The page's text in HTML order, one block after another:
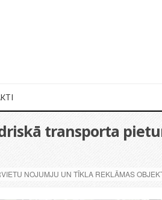
transporta
NOJUMJU UN TĪKLA REKLĀMAS